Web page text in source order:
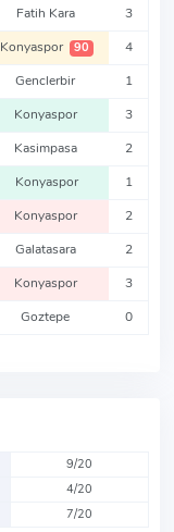
Fatih Kara 3
Konyaspor 90 4
Genclerbir 1
Konyaspor 3
Kasimpasa 2
Konyaspor 1
Konyaspor 2
Galatasara 2
Konyaspor 3
Goztepe 0
9/20
4/20
7/20